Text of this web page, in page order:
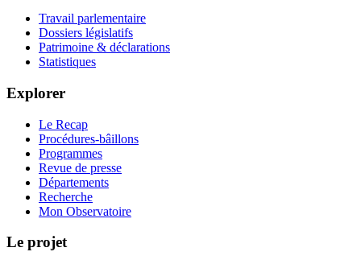
Travail parlementaire
Dossiers législatifs
Patrimoine & déclarations
Statistiques
Explorer
Le Recap
Procédures-bâillons
Programmes
Revue de presse
Départements
Recherche
Mon Observatoire
Le projet